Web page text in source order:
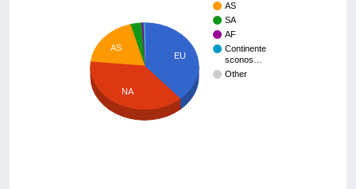
AS
SA
AF
Continente
sconos…
Other
EU
AS
NA